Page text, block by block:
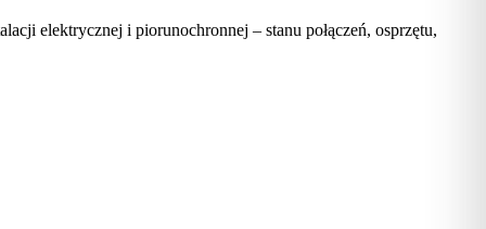
elektrycznej i piorunochronnej – stanu połączeń, osprzętu,